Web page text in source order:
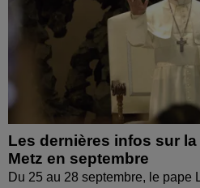
Les dernières infos sur
Metz en septembre
Du 25 au 28 septembre, le pape